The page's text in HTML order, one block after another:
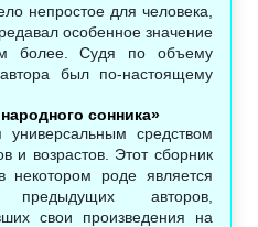
непростое для человека,
особенное значение
более. Судя по объему
был по-настоящему
сонника»
средством
и возрастов. Этот сборник
некотором роде является
авторов,
свои произведения на